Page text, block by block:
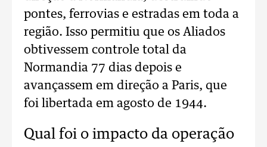
pontes, ferrovias e estradas em toda a
região. Isso permitiu que os Aliados
obtivessem controle total da
Normandia 77 dias depois e
avançassem em direção a Paris, que
foi libertada em agosto de 1944.
Qual foi o impacto da operação